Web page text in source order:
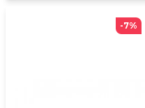
-7%